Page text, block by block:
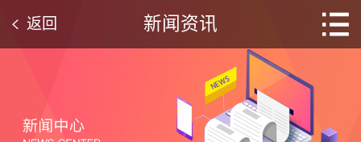
新闻资讯
返回